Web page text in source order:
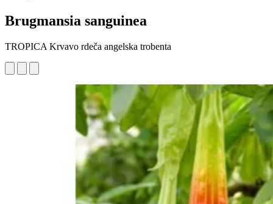
Brugmansia sanguinea
TROPICA Krvavo rdeča angelska trobenta